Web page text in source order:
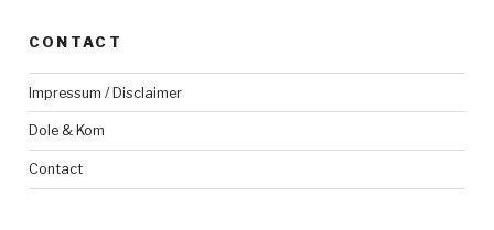
CONTACT
Impressum / Disclaimer
Dole & Kom
Contact